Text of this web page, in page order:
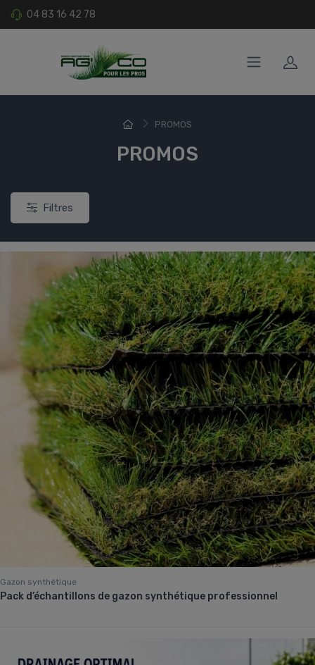
04 83 16 42 78
PROMOS
PROMOS
Filtres
Gazon synthétique
Pack d’échantillons de gazon synthétique professionnel